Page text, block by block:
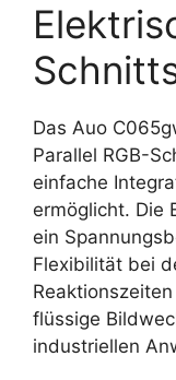
Das Auo
Parallel RGB-
einfache
ermöglicht. Die
ein
Flexibilität bei
flüssige
industriellen